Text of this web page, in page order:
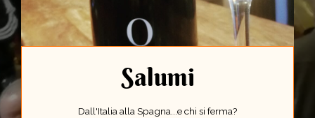
Salumi
Dall'Italia alla Spagna...e chi si ferma?